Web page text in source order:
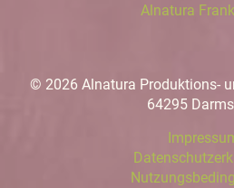
Alnatura
© 2026 Alnatura Produktions-
64295